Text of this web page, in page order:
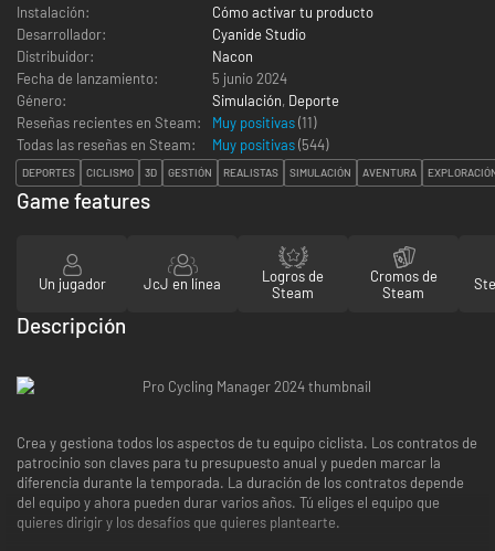
Instalación:
Cómo activar tu producto
Desarrollador:
Cyanide Studio
Distribuidor:
Nacon
Fecha de lanzamiento:
5 junio 2024
Género:
Simulación, Deporte
Reseñas recientes en Steam:
Muy positivas(11)
Todas las reseñas en Steam:
Muy positivas(544)
DEPORTES CICLISMO 3D GESTIÓN REALISTAS SIMULACIÓN AVENTURA
Game features
Un jugador JcJ en línea
Logros de
Steam
Cromos de
Steam
Descripción
Crea y gestiona todos los aspectos de tu equipo ciclista. Los contratos de
patrocinio son claves para tu presupuesto anual y pueden marcar la
diferencia durante la temporada. La duración de los contratos depende
del equipo y ahora pueden durar varios años. Tú eliges el equipo que
quieres dirigir y los desafíos que quieres plantearte.